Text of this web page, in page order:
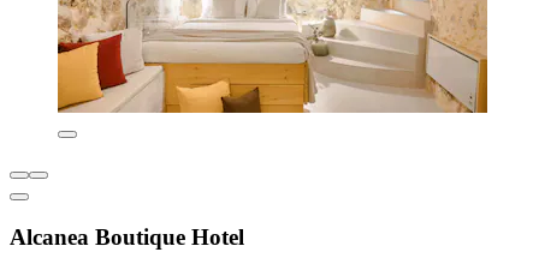
Alcanea Boutique Hotel